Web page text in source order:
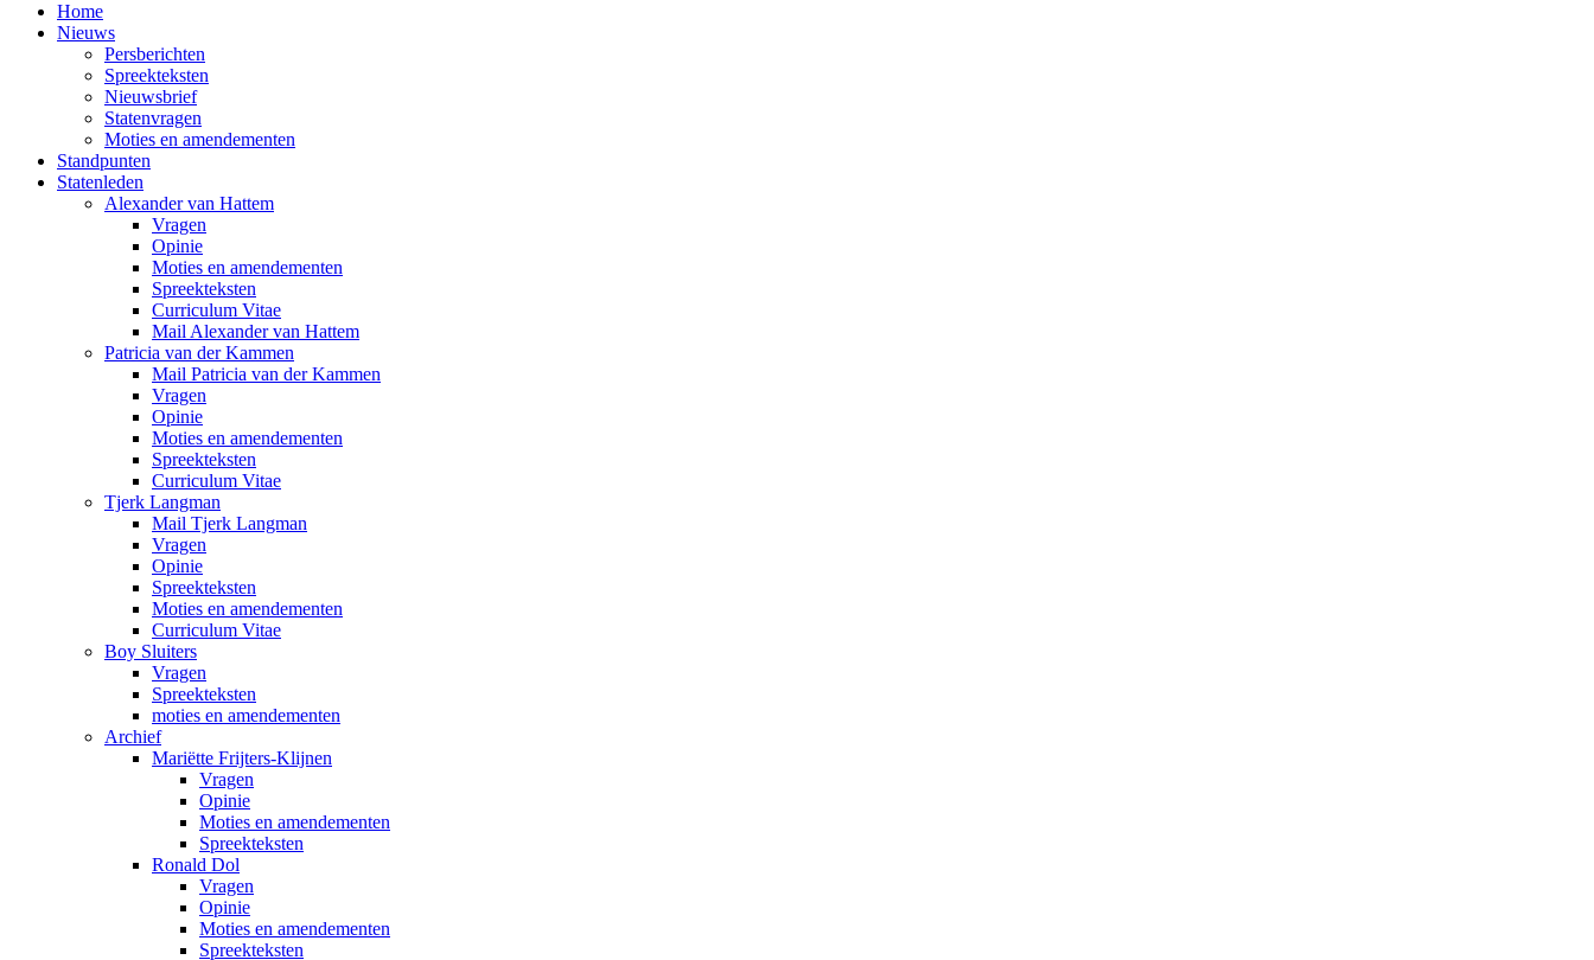
Home
Nieuws
Persberichten
Spreekteksten
Nieuwsbrief
Statenvragen
Moties en amendementen
Standpunten
Statenleden
Alexander van Hattem
Vragen
Opinie
Moties en amendementen
Spreekteksten
Curriculum Vitae
Mail Alexander van Hattem
Patricia van der Kammen
Mail Patricia van der Kammen
Vragen
Opinie
Moties en amendementen
Spreekteksten
Curriculum Vitae
Tjerk Langman
Mail Tjerk Langman
Vragen
Opinie
Spreekteksten
Moties en amendementen
Curriculum Vitae
Boy Sluiters
Vragen
Spreekteksten
moties en amendementen
Archief
Mariëtte Frijters-Klijnen
Vragen
Opinie
Moties en amendementen
Spreekteksten
Ronald Dol
Vragen
Opinie
Moties en amendementen
Spreekteksten